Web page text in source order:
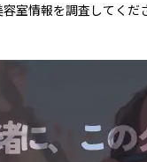
室情報を調査してく